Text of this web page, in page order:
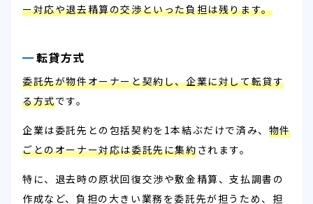
ー対応や退去精算の交渉といった負担は残ります。
転貸方式
委託先が物件オーナーと契約し、企業に対して転貸す
る方式です。
企業は委託先との包括契約を1本結ぶだけで済み、 物件
ごとのオーナー対応は委託先に集約されます。
特に、退去時の原状回復交渉や敷金精算、支払調書の
作成など、負担の大きい業務を委託先が担うため、担